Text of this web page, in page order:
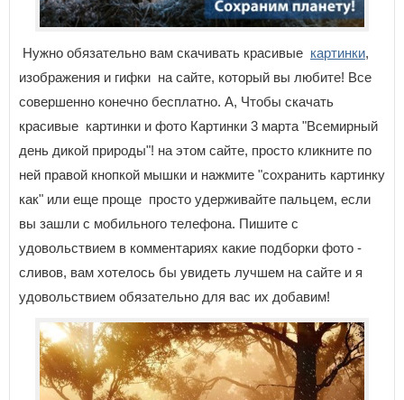
Нужно обязательно вам скачивать красивые картинки,
изображения и гифки на сайте, который вы любите! Все
совершенно конечно бесплатно. А, Чтобы скачать
красивые картинки и фото Картинки 3 марта "Всемирный
день дикой природы"! на этом сайте, просто кликните по
ней правой кнопкой мышки и нажмите "сохранить картинку
как" или еще проще просто удерживайте пальцем, если
вы зашли с мобильного телефона. Пишите с
удовольствием в комментариях какие подборки фото -
сливов, вам хотелось бы увидеть лучшем на сайте и я
удовольствием обязательно для вас их добавим!